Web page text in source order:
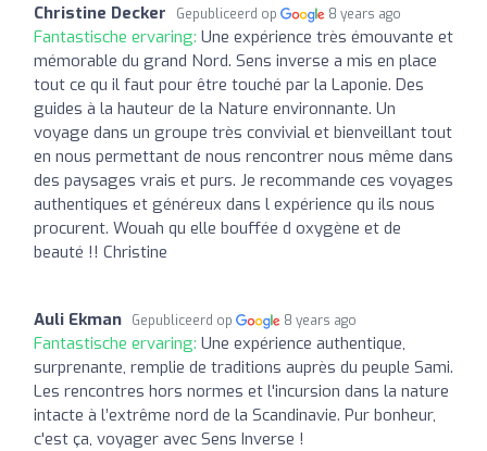
Christine Decker Gepubliceerd op 8 years ago
Fantastische ervaring: Une expérience très émouvante et
mémorable du grand Nord. Sens inverse a mis en place
tout ce qu il faut pour être touché par la Laponie. Des
guides à la hauteur de la Nature environnante. Un
voyage dans un groupe très convivial et bienveillant tout
en nous permettant de nous rencontrer nous même dans
des paysages vrais et purs. Je recommande ces voyages
authentiques et généreux dans l expérience qu ils nous
procurent. Wouah qu elle bouffée d oxygène et de
beauté !! Christine
Auli Ekman Gepubliceerd op 8 years ago
Fantastische ervaring: Une expérience authentique,
surprenante, remplie de traditions auprès du peuple Sami.
Les rencontres hors normes et l'incursion dans la nature
intacte à l’extrême nord de la Scandinavie. Pur bonheur,
c'est ça, voyager avec Sens Inverse !